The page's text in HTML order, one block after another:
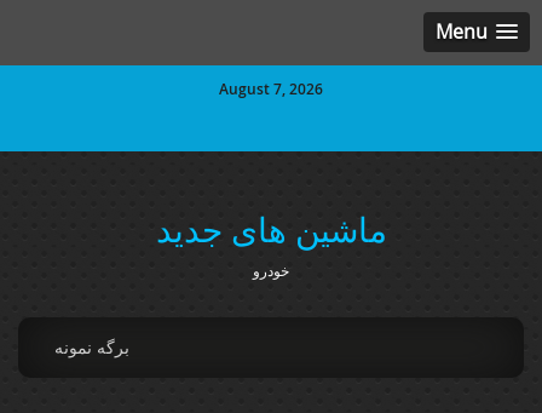
Menu
August 7, 2026
ماشین های جدید
خودرو
برگه نمونه